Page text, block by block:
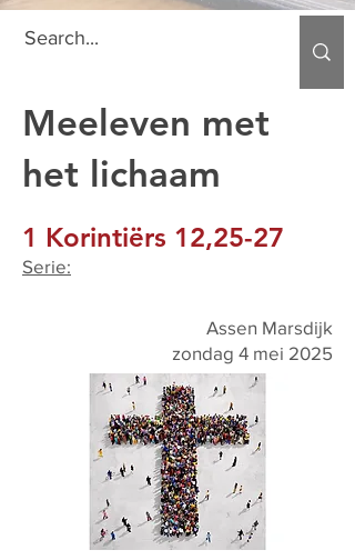
Meeleven met
het lichaam
1 Korintiërs 12,25-27
Serie:
Assen Marsdijk
zondag 4 mei 2025